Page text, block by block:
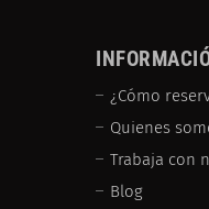
¿Cómo
Quienes
Trabaja con
Blog